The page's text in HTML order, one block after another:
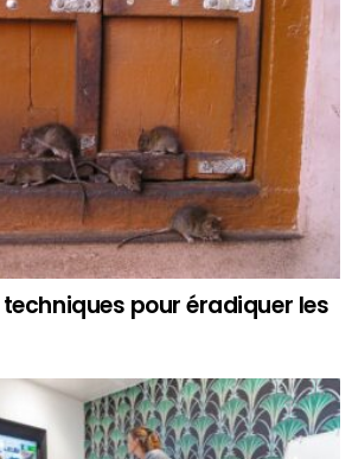
pour éradiquer les